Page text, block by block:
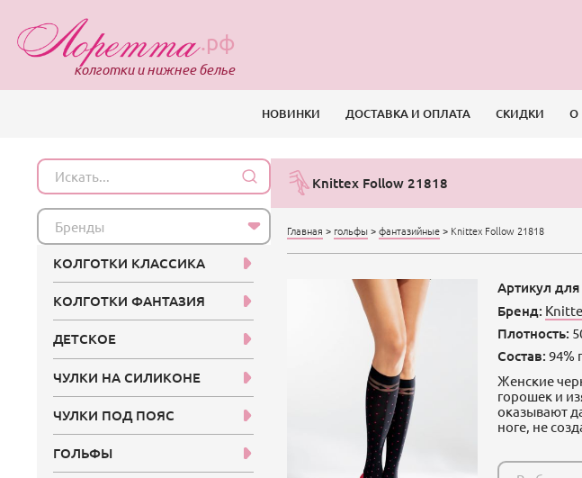
.рф
колготки и нижнее белье
НОВИНКИ ДОСТАВКА И ОПЛАТА СКИДКИ О
Knittex Follow 21818
Главная > гольфы > фантазийные > Knittex Follow 21818
Артикул для
Бренд:
Плотность:
Состав: 94%
Женские
горошек и
оказывают
ноге, не
Бренды
КОЛГОТКИ КЛАССИКА
КОЛГОТКИ ФАНТАЗИЯ
ДЕТСКОЕ
ЧУЛКИ НА СИЛИКОНЕ
ЧУЛКИ ПОД ПОЯС
ГОЛЬФЫ